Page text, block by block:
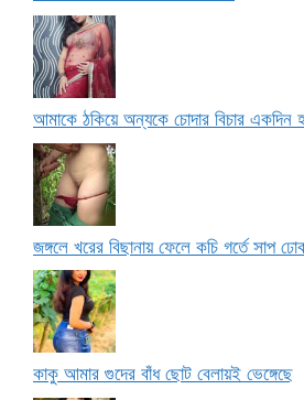
আমাকে ঠকিয়ে অন্যকে চোদার বিচার একদিন
জঙ্গলে খরের বিছানায় ফেলে কচি গর্তে সাপ
কাকু আমার গুদের বাঁধ ছোট বেলায়ই ভেঙ্গেছে